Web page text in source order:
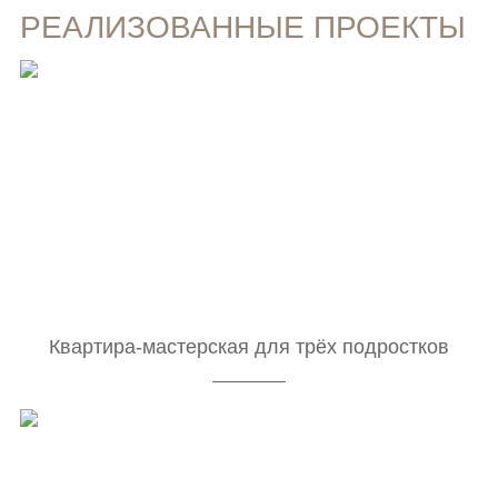
РЕАЛИЗОВАННЫЕ ПРОЕКТЫ
Квартира-мастерская для трёх подростков